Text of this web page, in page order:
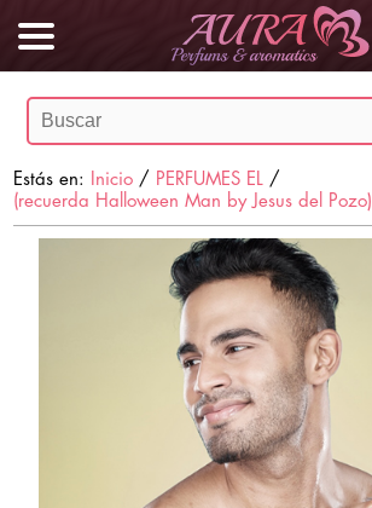
Estás en: Inicio / PERFUMES EL /
(recuerda Halloween Man by Jesus del Pozo)